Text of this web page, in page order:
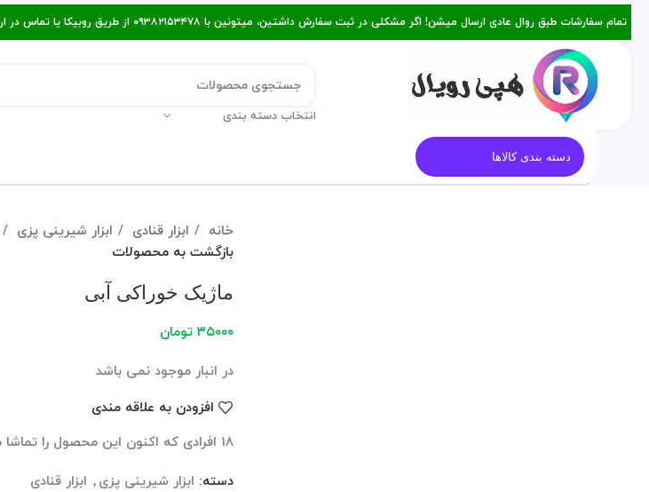
تمام سفارشات طبق روال عادی ارسال میشن! اگر مشکلی در ثبت سفارش داشتین، میتونین با ۰۹۳۸۲۱۵۳۴۷۸ از طریق روبیکا یا تماس در ارتباط باشید.
انتخاب دسته بندی
دسته بندی کالاها
خانه ابزار قنادی ابزار شیرینی پزی
بازگشت به محصولات
ماژیک خوراکی آبی
۳۵۰۰۰ تومان
در انبار موجود نمی باشد
افزودن به علاقه مندی
18 افرادی که اکنون این محصول را
دسته: ابزار شیرینی پزی, ابزار قنادی